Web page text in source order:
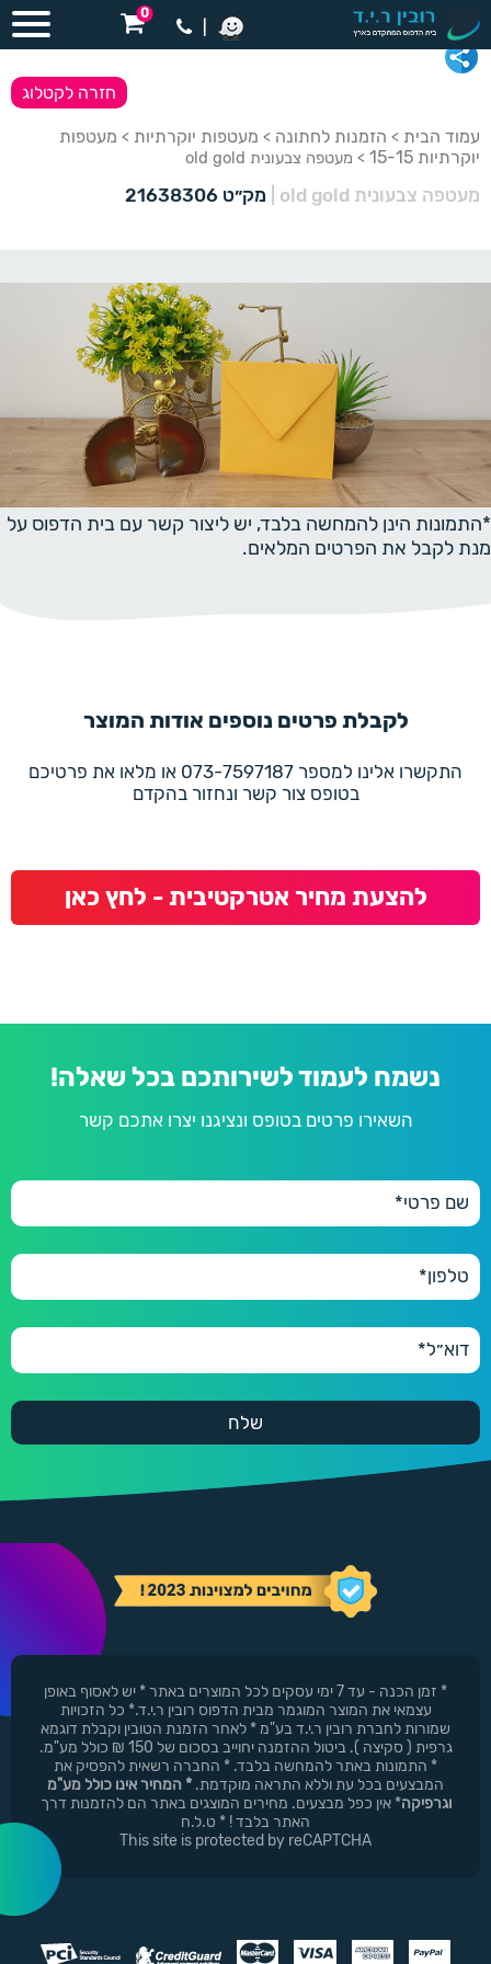
0
עמוד הבית > הזמנות לחתונה > מעטפות יוקרתיות > מעטפות
יוקרתיות 15-15
> מעטפה צבעונית old gold
מעטפה צבעונית old gold מק״ט 21638306
חזרה לקטלוג
*התמונות הינן להמחשה בלבד, יש ליצור קשר עם בית הדפוס על
מנת לקבל את הפרטים המלאים.
לקבלת פרטים נוספים אודות המוצר
התקשרו אלינו למספר 073-7597187 או מלאו את פרטיכם
בטופס צור קשר ונחזור בהקדם
להצעת מחיר אטרקטיבית - לחץ כאן
נשמח לעמוד לשירותכם בכל שאלה!
השאירו פרטים בטופס ונציגנו יצרו אתכם קשר
* זמן הכנה - עד 7 ימי עסקים לכל המוצרים באתר * יש לאסוף באופן
עצמאי את המוצר המוגמר מבית הדפוס רובין ר.י.ד.* כל הזכויות
שמורות לחברת רובין ר.י.ד בע"מ * לאחר הזמנת הטובין וקבלת דוגמא
גרפית ( סקיצה ). ביטול ההזמנה יחוייב בסכום של 150 ₪ כולל מע"מ.
* התמונות באתר להמחשה בלבד. * החברה רשאית להפסיק את
המבצעים בכל עת וללא התראה מוקדמת. * המחיר אינו כולל מע"מ
וגרפיקה* אין כפל מבצעים. מחירים המוצגים באתר הם להזמנות דרך
האתר בלבד ! * ט.ל.ח
This site is protected by reCAPTCHA